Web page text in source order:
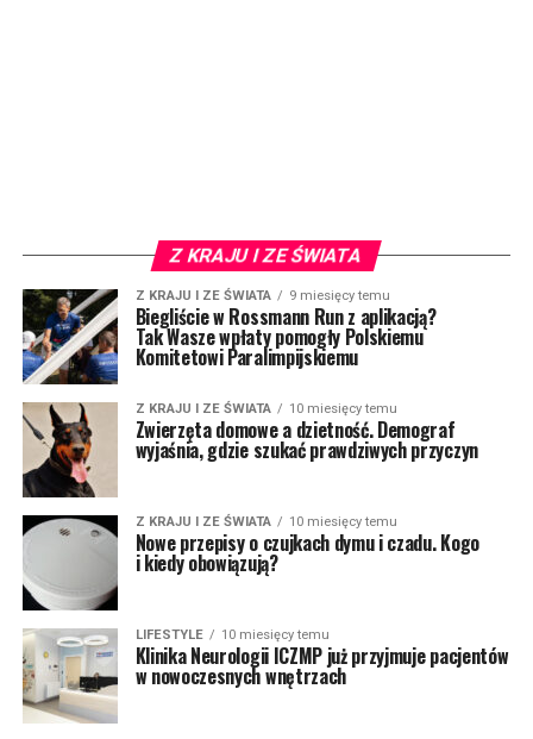
Z KRAJU I ZE ŚWIATA
Z KRAJU I ZE ŚWIATA 9 miesięcy temu
Biegliście w Rossmann Run z aplikacją?
Tak Wasze wpłaty pomogły Polskiemu
Komitetowi Paralimpijskiemu
Z KRAJU I ZE ŚWIATA 10 miesięcy temu
Zwierzęta domowe a dzietność. Demograf
wyjaśnia, gdzie szukać prawdziwych przyczyn
Z KRAJU I ZE ŚWIATA 10 miesięcy temu
Nowe przepisy o czujkach dymu i czadu. Kogo
i kiedy obowiązują?
LIFESTYLE 10 miesięcy temu
Klinika Neurologii ICZMP już przyjmuje pacjentów
w nowoczesnych wnętrzach